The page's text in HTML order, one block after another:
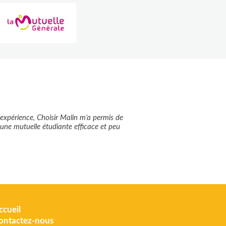
Choisir Malin m’a permis de
mutuelle étudiante efficace et peu
nous